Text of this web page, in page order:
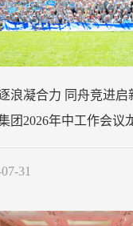
同舟竞进启新程——华友
团2026年中工作会议
31